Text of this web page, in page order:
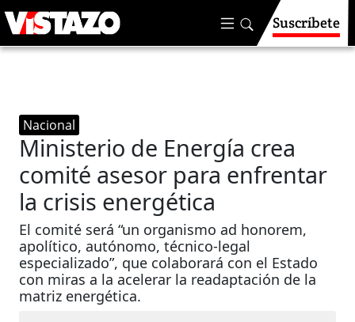
Suscríbete
Nacional
Ministerio de Energía crea
comité asesor para enfrentar
la crisis energética
El comité será “un organismo ad honorem,
apolítico, autónomo, técnico-legal
especializado”, que colaborará con el Estado
con miras a la acelerar la readaptación de la
matriz energética.